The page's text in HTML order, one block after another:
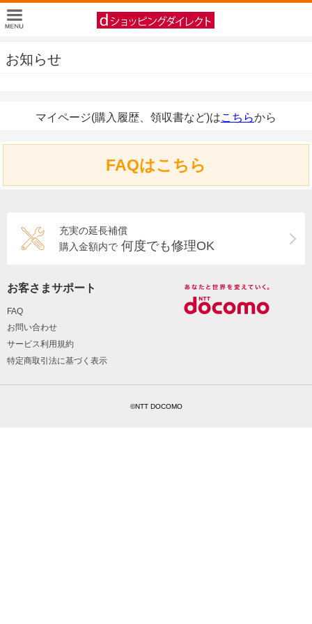
お知らせ
マイページ(購入履歴、領収書など)はこちらから
FAQはこちら
充実の延長補償
購入金額内で 何度でも修理OK
お客さまサポート
FAQ
お問い合わせ
サービス利用規約
特定商取引法に基づく表示
©NTT DOCOMO